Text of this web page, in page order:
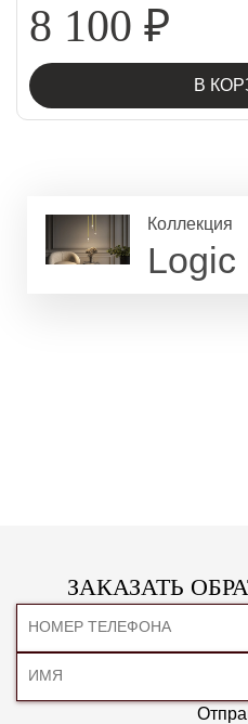
8 100 ₽
В
Коллекция
Logic
ЗАКАЗАТЬ